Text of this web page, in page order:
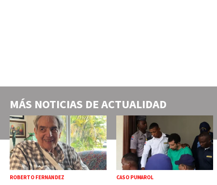
MÁS NOTICIAS DEACTUALIDAD
ROBERTO FERNÁNDEZ CASO PUMAROL